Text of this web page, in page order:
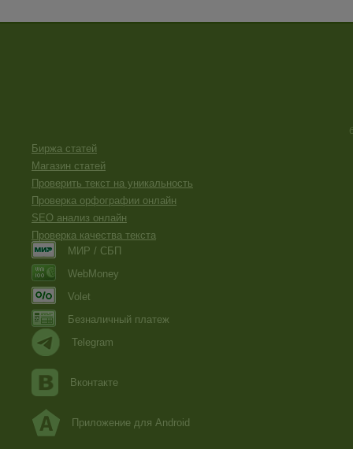
Биржа статей
Магазин статей
Проверить текст на уникальность
Проверка орфографии онлайн
SEO анализ онлайн
Проверка качества текста
МИР / СБП
WebMoney
Volet
Безналичный платеж
Telegram
Вконтакте
Приложение для Android